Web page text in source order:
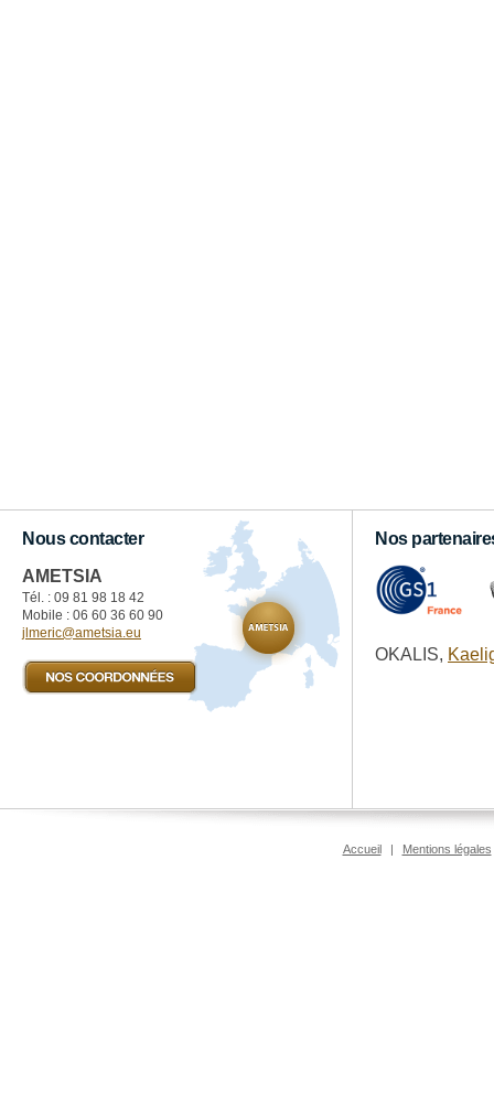
Nous contacter
AMETSIA
Tél. : 09 81 98 18 42‬
Mobile : 06 60 36 60 90
jlmeric@ametsia.eu
Nos
OKALIS,
Accueil | Mentions légales